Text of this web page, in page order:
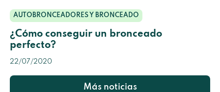
AUTOBRONCEADORES Y BRONCEADO
¿Cómo conseguir un bronceado
perfecto?
22/07/2020
Más noticias